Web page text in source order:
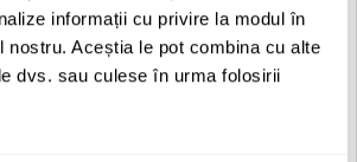
informații cu privire la modul în
nostru. Aceștia le pot combina cu alte
dvs. sau culese în urma folosirii
in camera: tipic 100dBA pentru o pereche
44W fiecare, 1W in standby
x 40cm